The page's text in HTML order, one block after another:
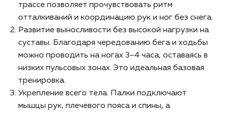
трассе позволяет прочувствовать ритм
отталкиваний и координацию рук и ног без снега.
Развитие выносливости без высокой нагрузки на
суставы. Благодаря чередованию бега и ходьбы
можно проводить на ногах 3–4 часа, оставаясь в
низких пульсовых зонах. Это идеальная базовая
тренировка.
Укрепление всего тела. Палки подключают
мышцы рук, плечевого пояса и спины, а